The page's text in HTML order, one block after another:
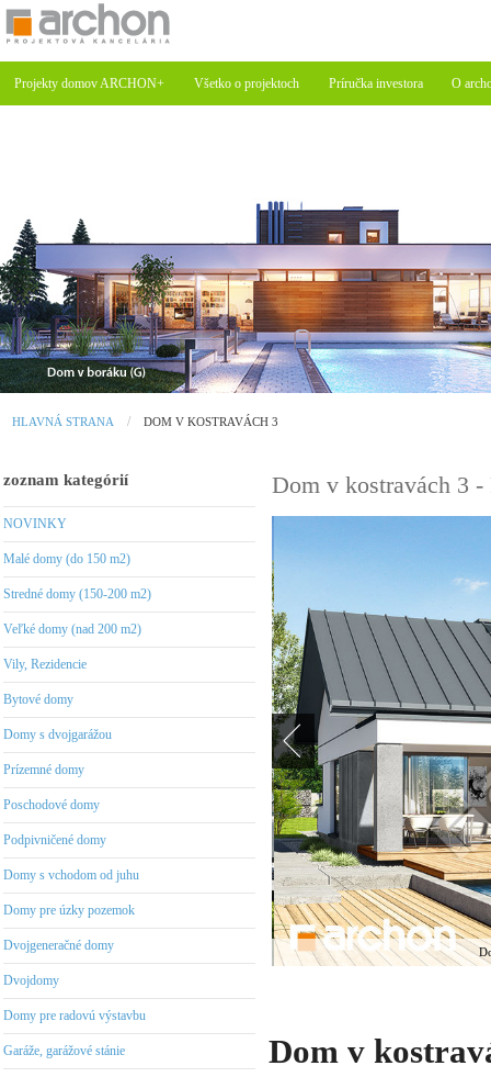
Projekty domov ARCHON+ Všetko o projektoch Príručka investora O
HLAVNÁ STRANA DOM V KOSTRAVÁCH 3
zoznam kategórií
NOVINKY
Malé domy (do 150 m2)
Stredné domy (150-200 m2)
Veľké domy (nad 200 m2)
Vily, Rezidencie
Bytové domy
Domy s dvojgarážou
Prízemné domy
Poschodové domy
Podpivničené domy
Domy s vchodom od juhu
Domy pre úzky pozemok
Dvojgeneračné domy
Dvojdomy
Domy pre radovú výstavbu
Garáže, garážové stánie
Dom v kostravách 3
Dom v